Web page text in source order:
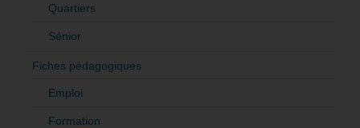
Quartiers
Sénior
Fiches pédagogiques
Emploi
Formation